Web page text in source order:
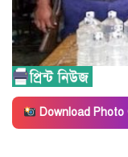
Download Photo